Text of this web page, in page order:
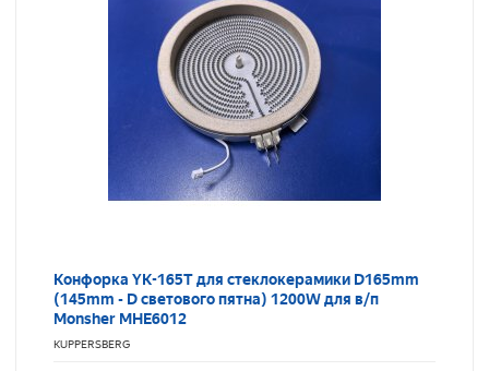
Конфорка YK-165T для стеклокерамики D165mm
(145mm - D светового пятна) 1200W для в/п
Monsher MHE6012
KUPPERSBERG